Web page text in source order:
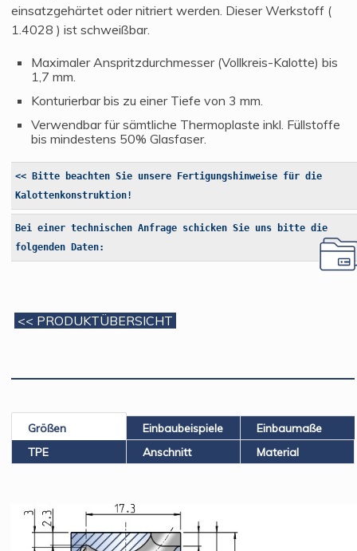
einsatzgehärtet oder nitriert werden. Dieser Werkstoff (
1.4028 ) ist schweißbar.
Maximaler Anspritzdurchmesser (Vollkreis-Kalotte) bis
1,7 mm.
Konturierbar bis zu einer Tiefe von 3 mm.
Verwendbar für sämtliche Thermoplaste inkl. Füllstoffe
bis mindestens 50% Glasfaser.
<< Bitte beachten Sie unsere Fertigungshinweise für die
Kalottenkonstruktion!
Bei einer technischen Anfrage schicken Sie uns bitte die
folgenden Daten:
<< PRODUKTÜBERSICHT
Größen Einbaubeispiele
Einbaumaße
TPE
Anschnitt Material